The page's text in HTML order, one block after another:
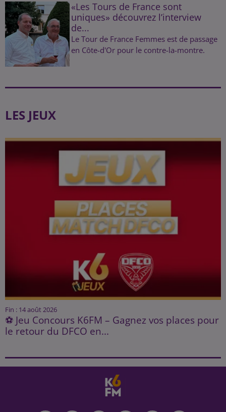
«Les Tours de France sont
uniques» découvrez l’interview
de...
Le Tour de France Femmes est de passage
en Côte-d'Or pour le contre-la-montre.
LES JEUX
Fin : 14 août 2026
⚽ Jeu Concours K6FM – Gagnez vos places pour
le retour du DFCO en...